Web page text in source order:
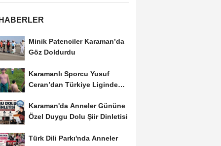
Minik Patenciler Karaman’da
Göz Doldurdu
Karamanlı Sporcu Yusuf
Ceran’dan Türkiye Liginde
Karaman'da Anneler Gününe
Özel Duygu Dolu Şiir Dinletisi
Türk Dili Parkı'nda Anneler